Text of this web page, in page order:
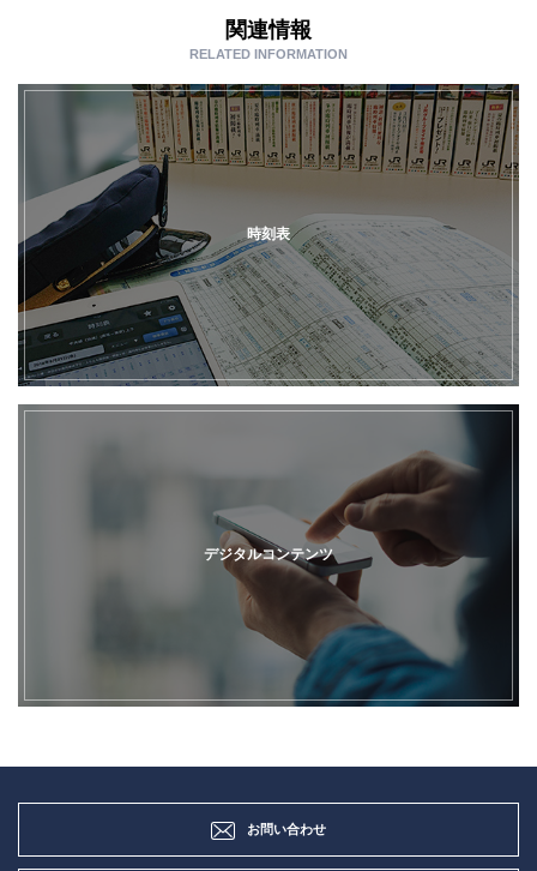
関連情報
RELATED INFORMATION
時刻表
デジタルコンテンツ
お問い合わせ